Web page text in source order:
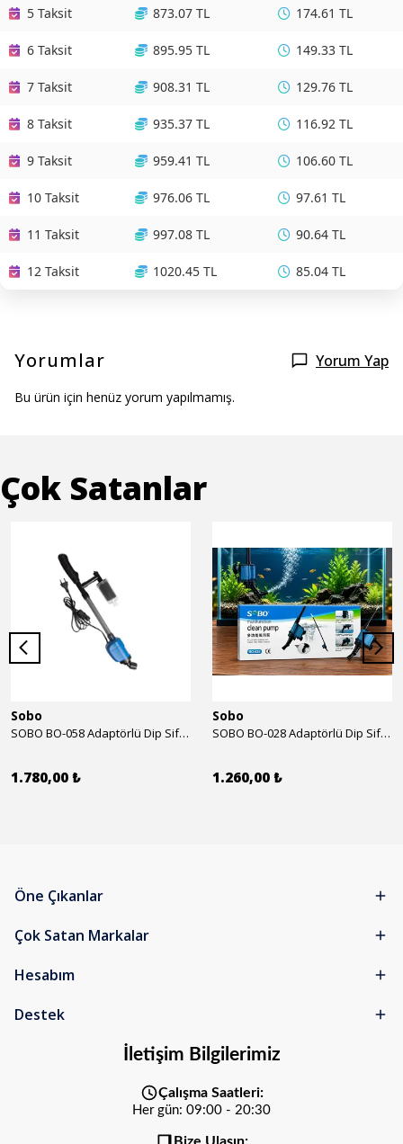
5 Taksit 873.07 TL 174.61 TL
6 Taksit 895.95 TL 149.33 TL
7 Taksit 908.31 TL 129.76 TL
8 Taksit 935.37 TL 116.92 TL
9 Taksit 959.41 TL 106.60 TL
10 Taksit 976.06 TL 97.61 TL
11 Taksit 997.08 TL 90.64 TL
12 Taksit 1020.45 TL 85.04 TL
Yorumlar Yorum Yap
Bu ürün için henüz yorum yapılmamış.
Çok Satanlar
Sobo
SOBO BO-058 Adaptörlü Dip Sifonu 2000 Lth 32 W
1.780,00 ₺
Sobo
SOBO BO-028 Adaptörlü Dip Sifonu 1700 Lth 28 W
1.260,00 ₺
Öne Çıkanlar
Çok Satan Markalar
Hesabım
Destek
İletişim Bilgilerimiz
Çalışma Saatleri:
Her gün: 09:00 - 20:30
Bize Ulaşın: